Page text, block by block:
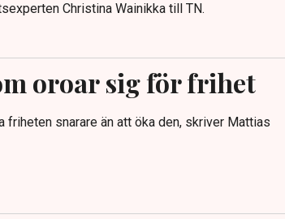
Christina Wainikka till TN.
oroar sig för frihet
friheten snarare än att öka den, skriver Mattias